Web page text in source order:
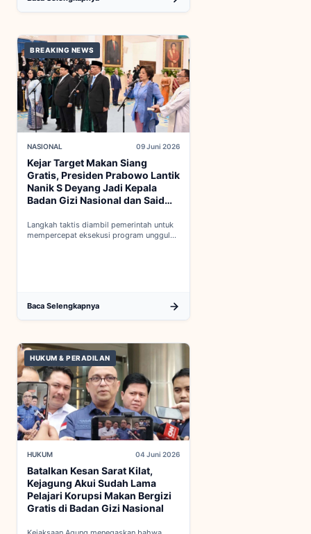
BREAKING NEWS
NASIONAL 09 Juni 2026
Kejar Target Makan Siang
Gratis, Presiden Prabowo Lantik
Nanik S Deyang Jadi Kepala
Badan Gizi Nasional dan Said
Langkah taktis diambil pemerintah untuk
mempercepat eksekusi program unggulan
Baca Selengkapnya
HUKUM & PERADILAN
HUKUM 04 Juni 2026
Batalkan Kesan Sarat Kilat,
Kejagung Akui Sudah Lama
Pelajari Korupsi Makan Bergizi
Gratis di Badan Gizi Nasional